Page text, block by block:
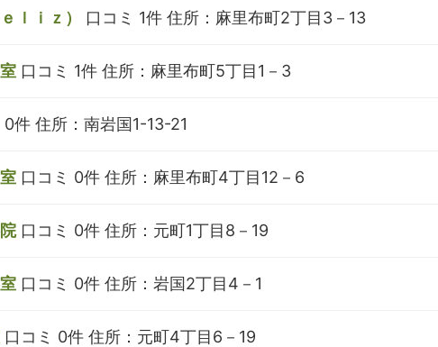
ｌｉｚ） 口コミ 1件 住所：麻里布町2丁目3－13
口コミ 1件 住所：麻里布町5丁目1－3
0件 住所：南岩国1-13-21
口コミ 0件 住所：麻里布町4丁目12－6
口コミ 0件 住所：元町1丁目8－19
口コミ 0件 住所：岩国2丁目4－1
口コミ 0件 住所：元町4丁目6－19